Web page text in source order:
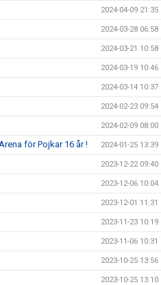
2024-04-09 21:35
2024-03-28 06:58
2024-03-21 10:58
2024-03-19 10:46
2024-03-14 10:37
2024-02-23 09:54
2024-02-09 08:00
för Pojkar 16 år ! 2024-01-25 13:39
2023-12-22 09:40
2023-12-06 10:04
2023-12-01 11:31
2023-11-23 10:19
2023-11-06 10:31
2023-10-25 13:56
2023-10-25 13:10